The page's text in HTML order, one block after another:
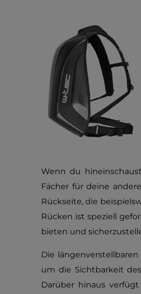
Wenn du
Fächer für deine
Rückseite, die
Rücken ist speziell
bieten und
Die
um die Sichtbarkeit
Darüber hinaus